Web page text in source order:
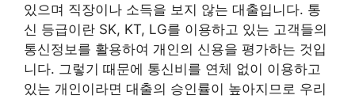
있으며 직장이나 소득을 보지 않는 대출입니다. 통
신 등급이란 SK, KT, LG를 이용하고 있는 고객들의
통신정보를 활용하여 개인의 신용을 평가하는 것입
니다. 그렇기 때문에 통신비를 연체 없이 이용하고
있는 개인이라면 대출의 승인률이 높아지므로 우리